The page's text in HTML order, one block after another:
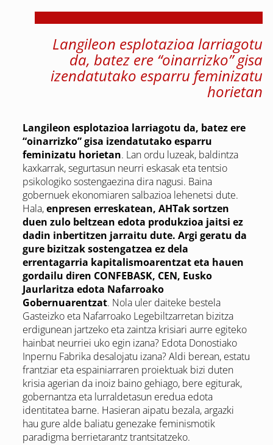
Langileon esplotazioa larriagotu
da, batez ere “oinarrizko” gisa
izendatutako esparru feminizatu
horietan
Langileon esplotazioa larriagotu da, batez ere
“oinarrizko” gisa izendatutako esparru
feminizatu horietan. Lan ordu luzeak, baldintza
kaxkarrak, segurtasun neurri eskasak eta tentsio
psikologiko sostengaezina dira nagusi. Baina
gobernuek ekonomiaren salbazioa lehenetsi dute.
Hala,enpresen erreskatean, AHTak sortzen
duen zulo beltzean edota produkzioa jaitsi ez
dadin inbertitzen jarraitu dute. Argi geratu da
gure bizitzak sostengatzea ez dela
errentagarria kapitalismoarentzat eta hauen
gordailu diren CONFEBASK, CEN, Eusko
Jaurlaritza edota Nafarroako
Gobernuarentzat. Nola uler daiteke bestela
Gasteizko eta Nafarroako Legebiltzarretan bizitza
erdigunean jartzeko eta zaintza krisiari aurre egiteko
hainbat neurriei uko egin izana? Edota Donostiako
Inpernu Fabrika desalojatu izana? Aldi berean, estatu
frantziar eta espainiarraren proiektuak bizi duten
krisia agerian da inoiz baino gehiago, bere egiturak,
gobernantza eta lurraldetasun eredua edota
identitatea barne. Hasieran aipatu bezala, argazki
hau gure alde baliatu genezake feminismotik
paradigma berrietarantz trantsitatzeko.